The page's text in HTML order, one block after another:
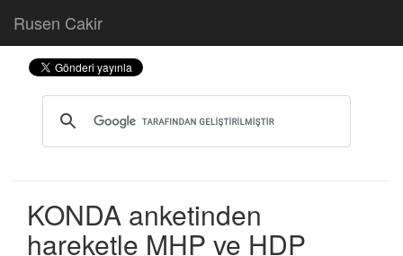
Rusen Cakir
KONDA anketinden
hareketle MHP ve HDP